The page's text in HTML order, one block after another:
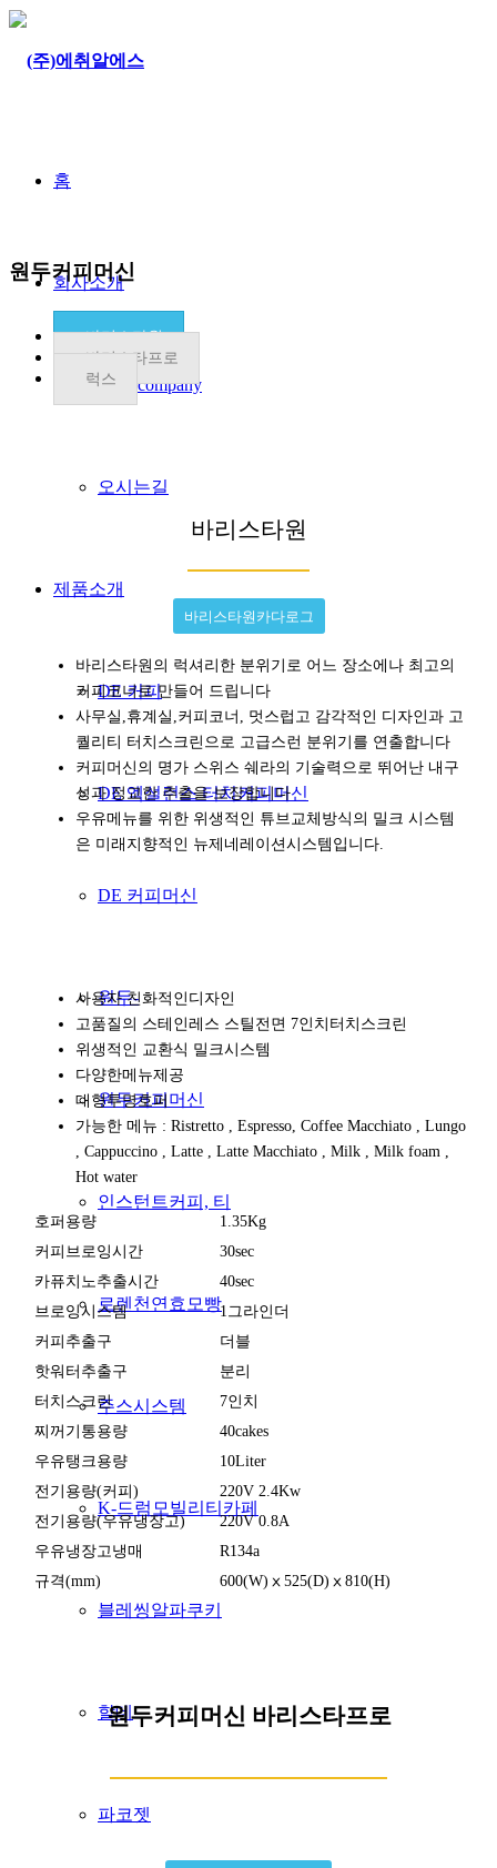
홈
회사소개
HRS company
오시는길
제품소개
DE 커피
DE 엑설런스 터치커피머신
DE 커피머신
원두-
원두커피머신
인스턴트커피, 티
로렌천연효모빵
주스시스템
K-드럼모빌리티카페
블레씽알파쿠키
할데
파코젯
원두커피머신
바리스타원
바리스타프로
럭스
바리스타원
바리스타원카다로그
바리스타원의 럭셔리한 분위기로 어느 장소에나 최고의
커피코너로 만들어 드립니다
사무실,휴계실,커피코너, 멋스럽고 감각적인 디자인과 고
퀄리티 터치스크린으로 고급스런 분위기를 연출합니다
커피머신의 명가 스위스 쉐라의 기술력으로 뛰어난 내구
성과 정교한 추출을 보장합니다
우유메뉴를 위한 위생적인 튜브교체방식의 밀크 시스템
은 미래지향적인 뉴제네레이션시스템입니다.
사용자 친화적인디자인
고품질의 스테인레스 스틸전면 7인치터치스크린
위생적인 교환식 밀크시스템
다양한메뉴제공
대형투명호퍼
가능한 메뉴 : Ristretto , Espresso, Coffee Macchiato , Lungo
, Cappuccino , Latte , Latte Macchiato , Milk , Milk foam ,
Hot water
호퍼용량
1.35Kg
커피브로잉시간
30sec
카퓨치노추출시간
40sec
브로잉시스템
1그라인더
커피추출구
더블
핫워터추출구
분리
터치스크린
7인치
찌꺼기통용량
40cakes
우유탱크용량
10Liter
전기용량(커피)
220V 2.4Kw
전기용량(우유냉장고)
220V 0.8A
우유냉장고냉매
R134a
규격(mm)
600(W)ⅹ525(D)ⅹ810(H)
원두커피머신 바리스타프로